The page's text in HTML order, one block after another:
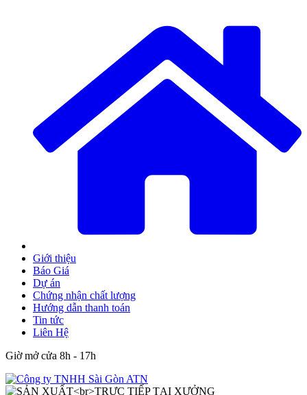
Giới thiệu
Báo Giá
Dự án
Chứng nhận chất lượng
Hướng dẫn thanh toán
Tin tức
Liên Hệ
Giờ mở cửa 8h - 17h